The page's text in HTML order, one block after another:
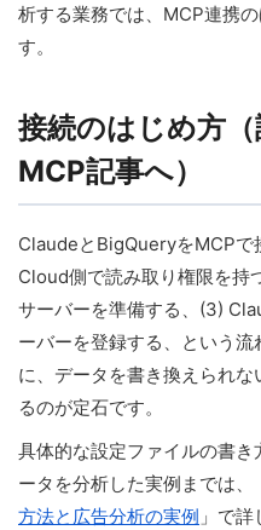
析する業務では、MCP連携
す。
接続のはじめ方
MCP記事へ）
ClaudeとBigQueryをMCPで
Cloud側で読み取り権限を持
サーバーを準備する、(3)
ーバーを登録する、という
に、データを書き換えられ
るのが定石です。
具体的な設定ファイルの書
ータを分析した実例までは、
方法と広告分析の実例 」で